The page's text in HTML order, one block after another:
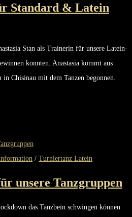
Standard & Latein
Stan als Trainerin für unsere Latein-
konnten. Anastasia kommt aus
Chisinau mit dem Tanzen begonnen.
/ Turniertanz Latein
unsere Tanzgruppen
das Tanzbein schwingen können